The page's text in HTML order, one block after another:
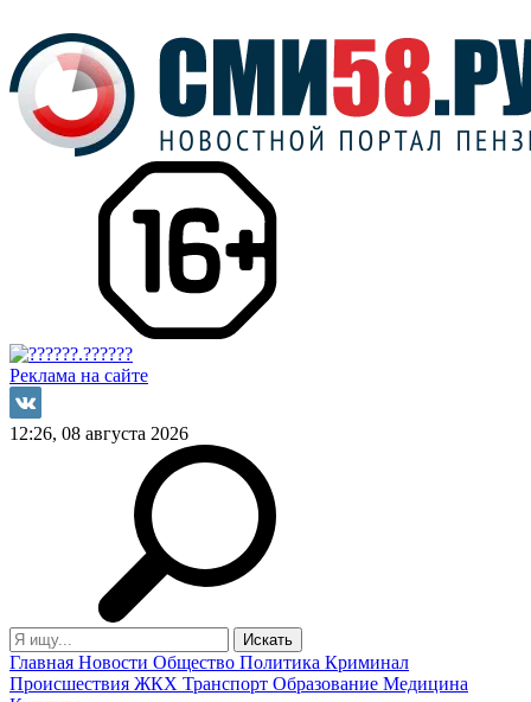
Реклама на сайте
12:26, 08 августа 2026
Главная Новости Общество Политика Криминал
Происшествия ЖКХ Транспорт Образование Медицина